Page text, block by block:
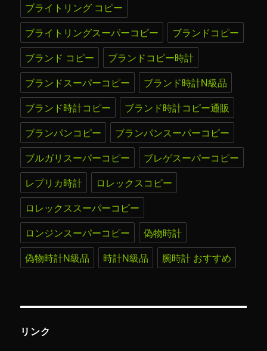
ブライトリング コピー
ブライトリングスーパーコピー
ブランドコピー
ブランド コピー
ブランドコピー時計
ブランドスーパーコピー
ブランド時計N級品
ブランド時計コピー
ブランド時計コピー通販
ブランパンコピー
ブランパンスーパーコピー
ブルガリスーパーコピー
ブレゲスーパーコピー
レプリカ時計
ロレックスコピー
ロレックススーパーコピー
ロンジンスーパーコピー
偽物時計
偽物時計N級品
時計N級品 腕時計 おすすめ
リンク